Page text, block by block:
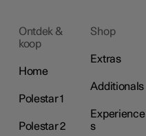
Ontdek &
koop
Home
Polestar 1
Polestar 2
Shop
Extras
Additionals
Experience
s